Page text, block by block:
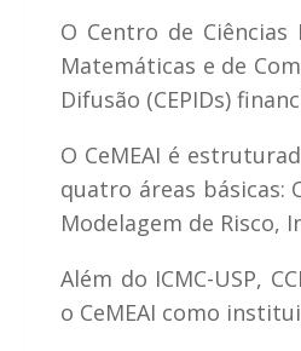
O Centro de
Matemáticas e de
Difusão (CEPIDs)
O CeMEAI é
quatro áreas básicas:
Modelagem de Risco,
Além do ICMC-USP,
o CeMEAI como